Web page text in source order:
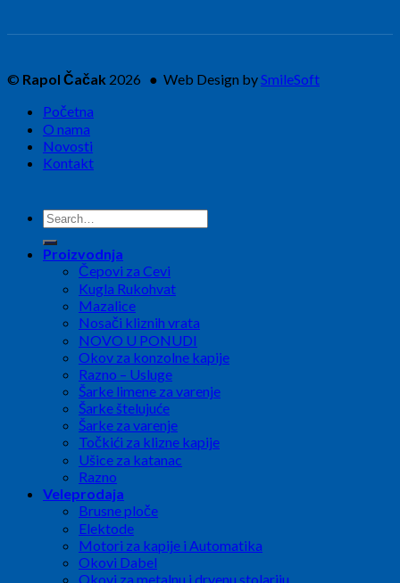
© Rapol Čačak 2026 ● Web Design bySmileSoft
Početna
O nama
Novosti
Kontakt
Search
for:
Proizvodnja
Čepovi za Cevi
Kugla Rukohvat
Mazalice
Nosači kliznih vrata
NOVO U PONUDI
Okov za konzolne kapije
Razno – Usluge
Šarke limene za varenje
Šarke štelujuće
Šarke za varenje
Točkići za klizne kapije
Ušice za katanac
Razno
Veleprodaja
Brusne ploče
Elektode
Motori za kapije i Automatika
Okovi Dabel
Okovi za metalnu i drvenu stolariju